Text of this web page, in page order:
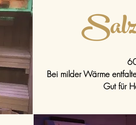
Bei milder Wärme
Gut für